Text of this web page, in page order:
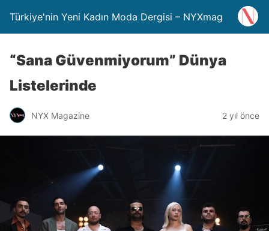
Türkiye'nin Yeni Kadın Moda Dergisi – NYXmag
“Sana Güvenmiyorum” Dünya
Listelerinde
NYX Magazine 2 yıl önce